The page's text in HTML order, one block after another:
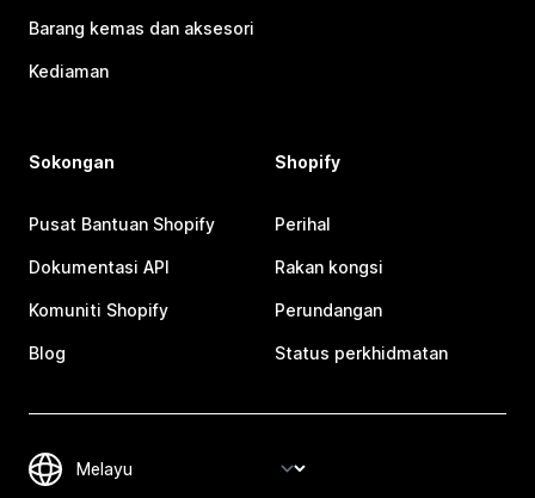
Barang kemas dan aksesori
Kediaman
Sokongan
Pusat Bantuan Shopify
Dokumentasi API
Komuniti Shopify
Blog
Shopify
Perihal
Rakan kongsi
Perundangan
Status perkhidmatan